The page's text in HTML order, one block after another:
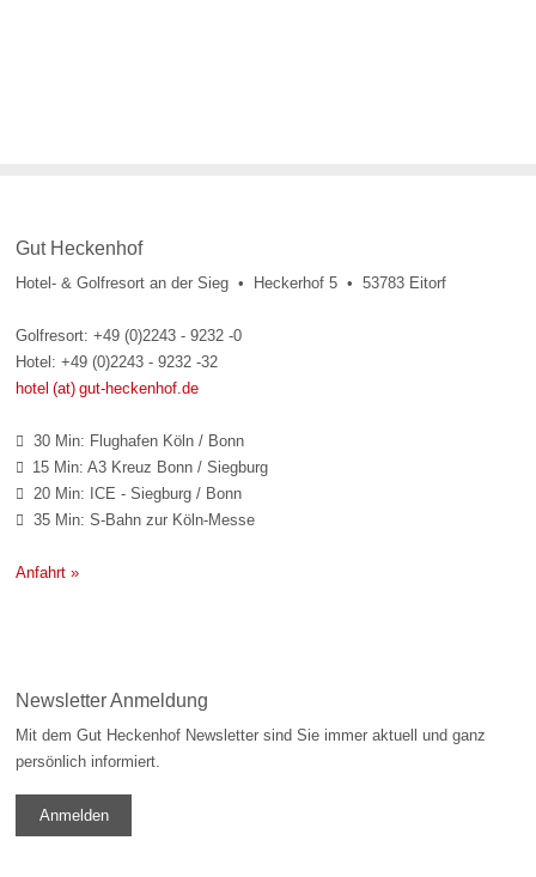
Gut Heckenhof
Hotel- & Golfresort an der Sieg • Heckerhof 5 • 53783 Eitorf
Golfresort: +49 (0)2243 - 9232 -0
Hotel: +49 (0)2243 - 9232 -32
hotel (at) gut-heckenhof.de
 30 Min: Flughafen Köln / Bonn
 15 Min: A3 Kreuz Bonn / Siegburg
 20 Min: ICE - Siegburg / Bonn
 35 Min: S-Bahn zur Köln-Messe
Anfahrt »
Newsletter Anmeldung
Mit dem Gut Heckenhof Newsletter sind Sie immer aktuell und ganz
persönlich informiert.
Anmelden